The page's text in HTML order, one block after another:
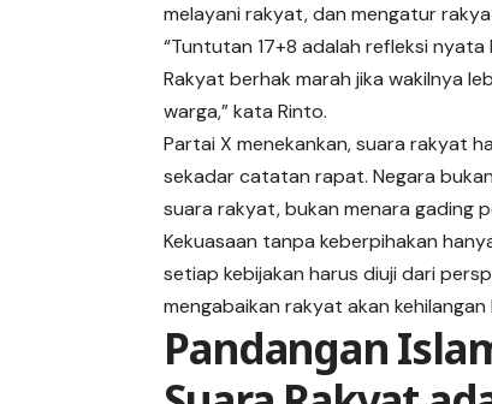
melayani rakyat, dan mengatur
“Tuntutan 17+8 adalah refleksi
Rakyat berhak marah jika wakilnya
warga,” kata Rinto.
Partai X menekankan, suara rakyat
sekadar catatan rapat. Negara
suara rakyat, bukan menara gading
Kekuasaan tanpa keberpihakan
setiap kebijakan harus diuji dari
mengabaikan rakyat akan kehilangan
Pandangan